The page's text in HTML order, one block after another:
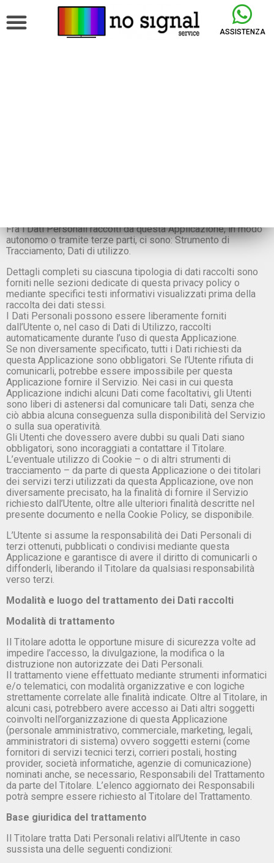
ASSISTENZA
Fra i Dati Personali raccolti da questa Applicazione, in modo
autonomo o tramite terze parti, ci sono: Strumento di
Tracciamento; Dati di utilizzo.
Dettagli completi su ciascuna tipologia di dati raccolti sono
forniti nelle sezioni dedicate di questa privacy policy o
mediante specifici testi informativi visualizzati prima della
raccolta dei dati stessi.
I Dati Personali possono essere liberamente forniti
dall’Utente o, nel caso di Dati di Utilizzo, raccolti
automaticamente durante l’uso di questa Applicazione.
Se non diversamente specificato, tutti i Dati richiesti da
questa Applicazione sono obbligatori. Se l’Utente rifiuta di
comunicarli, potrebbe essere impossibile per questa
Applicazione fornire il Servizio. Nei casi in cui questa
Applicazione indichi alcuni Dati come facoltativi, gli Utenti
sono liberi di astenersi dal comunicare tali Dati, senza che
ciò abbia alcuna conseguenza sulla disponibilità del Servizio
o sulla sua operatività.
Gli Utenti che dovessero avere dubbi su quali Dati siano
obbligatori, sono incoraggiati a contattare il Titolare.
L’eventuale utilizzo di Cookie – o di altri strumenti di
tracciamento – da parte di questa Applicazione o dei titolari
dei servizi terzi utilizzati da questa Applicazione, ove non
diversamente precisato, ha la finalità di fornire il Servizio
richiesto dall’Utente, oltre alle ulteriori finalità descritte nel
presente documento e nella Cookie Policy, se disponibile.
L’Utente si assume la responsabilità dei Dati Personali di
terzi ottenuti, pubblicati o condivisi mediante questa
Applicazione e garantisce di avere il diritto di comunicarli o
diffonderli, liberando il Titolare da qualsiasi responsabilità
verso terzi.
Modalità e luogo del trattamento dei Dati raccolti
Modalità di trattamento
Il Titolare adotta le opportune misure di sicurezza volte ad
impedire l’accesso, la divulgazione, la modifica o la
distruzione non autorizzate dei Dati Personali.
Il trattamento viene effettuato mediante strumenti informatici
e/o telematici, con modalità organizzative e con logiche
strettamente correlate alle finalità indicate. Oltre al Titolare, in
alcuni casi, potrebbero avere accesso ai Dati altri soggetti
coinvolti nell’organizzazione di questa Applicazione
(personale amministrativo, commerciale, marketing, legali,
amministratori di sistema) ovvero soggetti esterni (come
fornitori di servizi tecnici terzi, corrieri postali, hosting
provider, società informatiche, agenzie di comunicazione)
nominati anche, se necessario, Responsabili del Trattamento
da parte del Titolare. L’elenco aggiornato dei Responsabili
potrà sempre essere richiesto al Titolare del Trattamento.
Base giuridica del trattamento
Il Titolare tratta Dati Personali relativi all’Utente in caso
sussista una delle seguenti condizioni: